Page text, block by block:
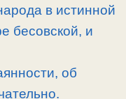
в истинной
бесовской, и
об